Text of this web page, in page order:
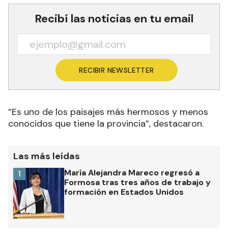
Recibí las noticias en tu email
RECIBIR NEWSLETTER
“Es uno de los paisajes más hermosos y menos
conocidos que tiene la provincia”, destacaron.
Las más leídas
María Alejandra Mareco regresó a
Formosa tras tres años de trabajo y
formación en Estados Unidos
1